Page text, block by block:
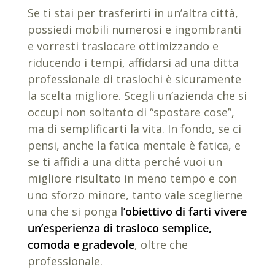
Se ti stai per trasferirti in un’altra città,
possiedi mobili numerosi e ingombranti
e vorresti traslocare ottimizzando e
riducendo i tempi, affidarsi ad una ditta
professionale di traslochi è sicuramente
la scelta migliore. Scegli un’azienda che si
occupi non soltanto di “spostare cose”,
ma di semplificarti la vita. In fondo, se ci
pensi, anche la fatica mentale è fatica, e
se ti affidi a una ditta perché vuoi un
migliore risultato in meno tempo e con
uno sforzo minore, tanto vale sceglierne
una che si ponga l’obiettivo di farti vivere
un’esperienza di trasloco semplice,
comoda e gradevole, oltre che
professionale.